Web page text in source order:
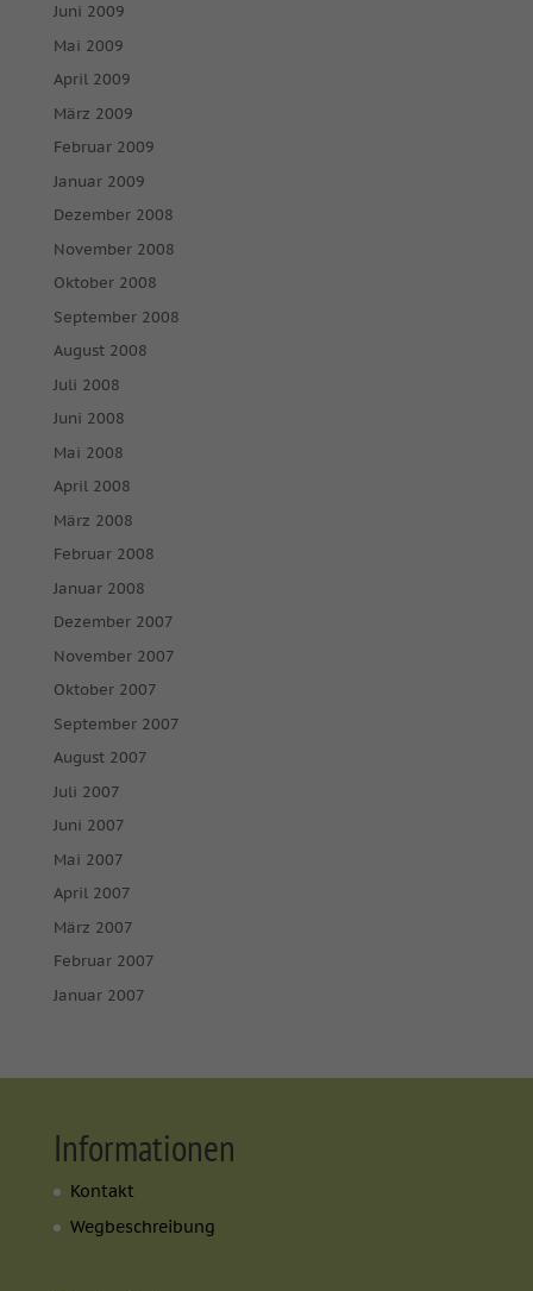
Juni 2009
Mai 2009
April 2009
März 2009
Februar 2009
Januar 2009
Dezember 2008
November 2008
Oktober 2008
September 2008
August 2008
Juli 2008
Juni 2008
Mai 2008
April 2008
März 2008
Februar 2008
Januar 2008
Dezember 2007
November 2007
Oktober 2007
September 2007
August 2007
Juli 2007
Juni 2007
Mai 2007
April 2007
März 2007
Februar 2007
Januar 2007
Informationen
Kontakt
Wegbeschreibung